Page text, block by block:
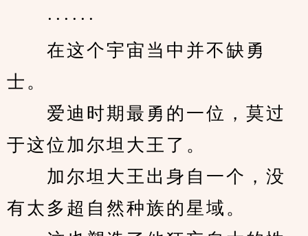
······
在这个宇宙当中并不缺勇
士。
爱迪时期最勇的一位，莫过
于这位加尔坦大王了。
加尔坦大王出身自一个，没
有太多超自然种族的星域。